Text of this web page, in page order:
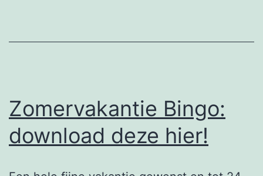
Zomervakantie Bingo:
download deze hier!